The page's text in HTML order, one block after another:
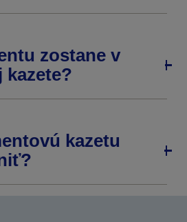
zostane v
kazete?
kazetu